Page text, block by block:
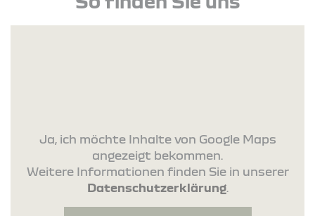
Ja, ich möchte Inhalte von Google Maps
angezeigt bekommen.
Weitere Informationen finden Sie in unserer
Datenschutzerklärung.